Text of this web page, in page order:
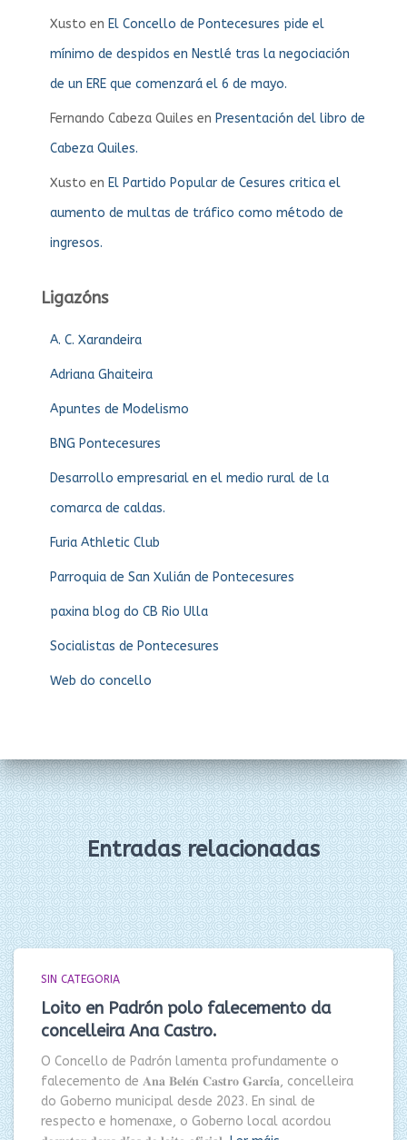
Xusto en El Concello de Pontecesures pide el
mínimo de despidos en Nestlé tras la negociación
de un ERE que comenzará el 6 de mayo.
Fernando Cabeza Quiles en Presentación del libro de
Cabeza Quiles.
Xusto en El Partido Popular de Cesures critica el
aumento de multas de tráfico como método de
ingresos.
Ligazóns
A. C. Xarandeira
Adriana Ghaiteira
Apuntes de Modelismo
BNG Pontecesures
Desarrollo empresarial en el medio rural de la
comarca de caldas.
Furia Athletic Club
Parroquia de San Xulián de Pontecesures
paxina blog do CB Rio Ulla
Socialistas de Pontecesures
Web do concello
Entradas relacionadas
SIN CATEGORIA
Loito en Padrón polo falecemento da
concelleira Ana Castro.
O Concello de Padrón lamenta profundamente o
falecemento de 𝐀𝐧𝐚 𝐁𝐞𝐥𝐞́𝐧 𝐂𝐚𝐬𝐭𝐫𝐨 𝐆𝐚𝐫𝐜𝐢́𝐚, concelleira
do Goberno municipal desde 2023. En sinal de
respecto e homenaxe, o Goberno local acordou